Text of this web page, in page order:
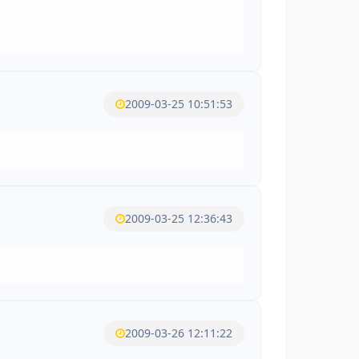
2009-03-25 10:51:53
2009-03-25 12:36:43
2009-03-26 12:11:22